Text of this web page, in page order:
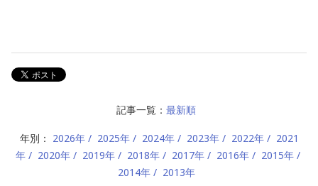
記事一覧： 最新順
年別： 2026年 2025年 2024年 2023年 2022年
2021
年
2020年 2019年 2018年 2017年 2016年
2015年
2014年
2013年